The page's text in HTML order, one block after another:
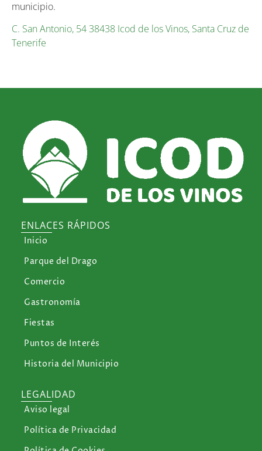
municipio.
C. San Antonio, 54 38438 Icod de los Vinos, Santa Cruz de
Tenerife
ENLACES RÁPIDOS
Inicio
Parque del Drago
Comercio
Gastronomía
Fiestas
Puntos de Interés
Historia del Municipio
LEGALIDAD
Aviso legal
Política de Privacidad